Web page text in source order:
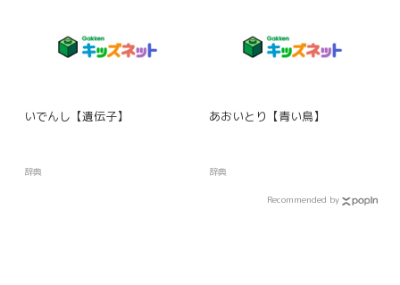
いでんし【遺伝子】
辞典
あおいとり【青い鳥】
辞典
Recommended by